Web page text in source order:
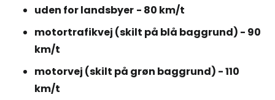
uden for landsbyer - 80 km/t
motortrafikvej (skilt på blå baggrund) - 90
km/t
motorvej (skilt på grøn baggrund) - 110
km/t